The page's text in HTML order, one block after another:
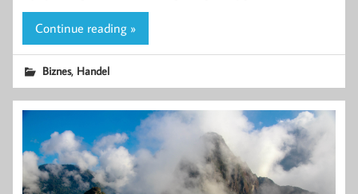
Continue reading »
Biznes, Handel